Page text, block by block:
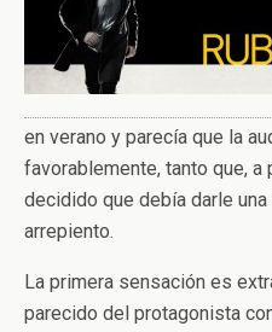
en verano y parecía que la
favorablemente, tanto que, a
decidido que debía darle
arrepiento.
La primera sensación es
parecido del protagonista